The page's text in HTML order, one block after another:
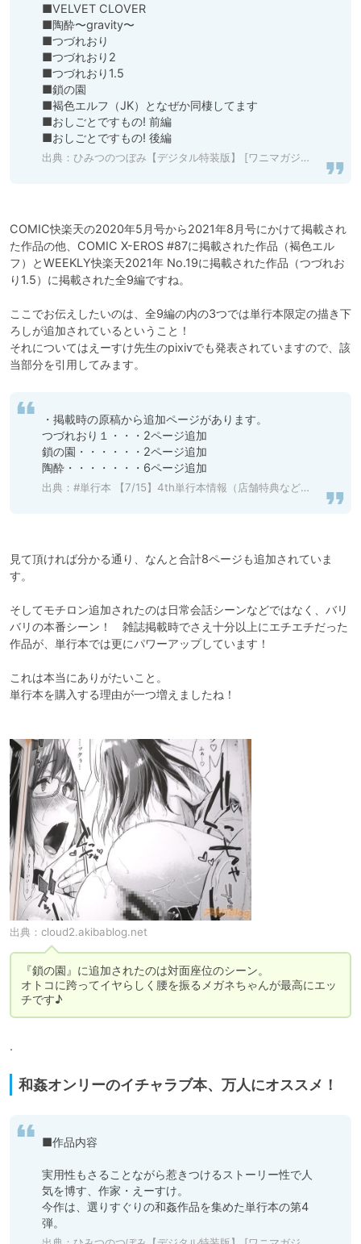
■VELVET CLOVER
■陶酔〜gravity〜
■つづれおり
■つづれおり2
■つづれおり1.5
■鎖の園
■褐色エルフ（JK）となぜか同棲してます
■おしごとですもの! 前編
■おしごとですもの! 後編
出典： ひみつのつぼみ【デジタル特装版】 [ワニマガジン社] | DLsite 成年コミック - R18
COMIC快楽天の2020年5月号から2021年8月号にかけて掲載され
た作品の他、COMIC X-EROS #87に掲載された作品（褐色エル
フ）とWEEKLY快楽天2021年 No.19に掲載された作品（つづれお
り1.5）に掲載された全9編ですね。
ここでお伝えしたいのは、全9編の内の3つでは単行本限定の描き下
ろしが追加されているということ！
それについてはえーすけ先生のpixivでも発表されていますので、該
・掲載時の原稿から追加ページがあります。
つづれおり１・・・2ページ追加
鎖の園・・・・・・2ページ追加
陶酔・・・・・・・6ページ追加
出典： #単行本 【7/15】4th単行本情報（店舗特典など） - えーすけ7/15に4th単行本のイラスト - pixiv
見て頂ければ分かる通り、なんと合計8ページも追加されていま
す。
そしてモチロン追加されたのは日常会話シーンなどではなく、バリ
バリの本番シーン！　雑誌掲載時でさえ十分以上にエチエチだった
作品が、単行本では更にパワーアップしています！
これは本当にありがたいこと。
単行本を購入する理由が一つ増えましたね！
出典： cloud2.akibablog.net
『鎖の園』に追加されたのは対面座位のシーン。
オトコに跨ってイヤらしく腰を振るメガネちゃんが最高にエッ
チです♪
.
和姦オンリーのイチャラブ本、万人にオススメ！
■作品内容
実用性もさることながら惹きつけるストーリー性で人
気を博す、作家・えーすけ。
今作は、選りすぐりの和姦作品を集めた単行本の第4
弾。